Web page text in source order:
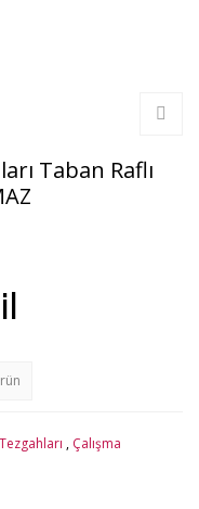
Taban Raflı
, Çalışma